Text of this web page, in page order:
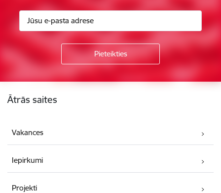
Ātrās saites
Vakances
Iepirkumi
Projekti